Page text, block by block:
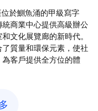
位於鰂魚涌的甲級寫字
商業中心提供高級辦公
文化展覽廊的新時代。
質量和環保元素，使社
客戶提供全方位的體